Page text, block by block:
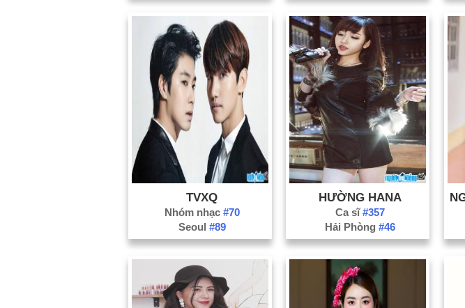
TVXQ
Nhóm nhạc #70
Seoul #89
HƯỜNG HANA
Ca sĩ#357
Hải Phòng #46